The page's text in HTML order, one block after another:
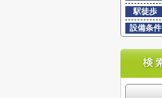
駅徒歩
設備条件